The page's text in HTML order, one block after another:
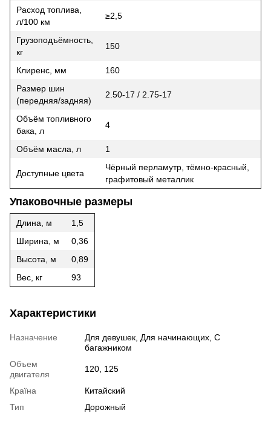
Расход топлива,
л/100 км
≥2,5
Грузоподъёмность,
кг
150
Клиренс, мм
160
Размер шин
(передняя/задняя)
2.50-17 / 2.75-17
Объём топливного
бака, л
4
Объём масла, л 1
Доступные цвета
Чёрный перламутр, тёмно-красный,
графитовый металлик
Упаковочные размеры
Длина, м
1,5
Ширина, м
0,36
Высота, м
0,89
Вес, кг
93
Характеристики
Назначение
Для девушек, Для начинающих, С
багажником
Объем
двигателя
120, 125
Країна
Китайский
Тип
Дорожный